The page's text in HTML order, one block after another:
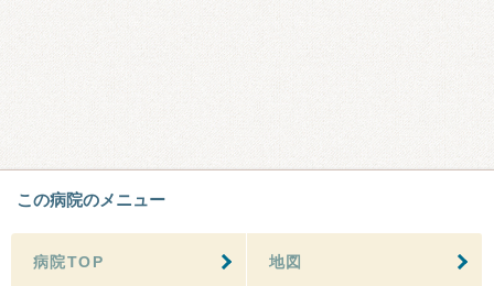
この病院のメニュー
病院TOP 地図